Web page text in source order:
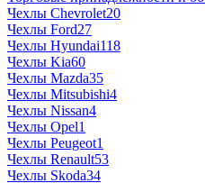
Чехлы Chevrolet20
Чехлы Ford27
Чехлы Hyundai118
Чехлы Kia60
Чехлы Mazda35
Чехлы Mitsubishi4
Чехлы Nissan4
Чехлы Opel1
Чехлы Peugeot1
Чехлы Renault53
Чехлы Skoda34